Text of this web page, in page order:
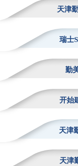
天津
瑞士
勤
开始
天津
天津